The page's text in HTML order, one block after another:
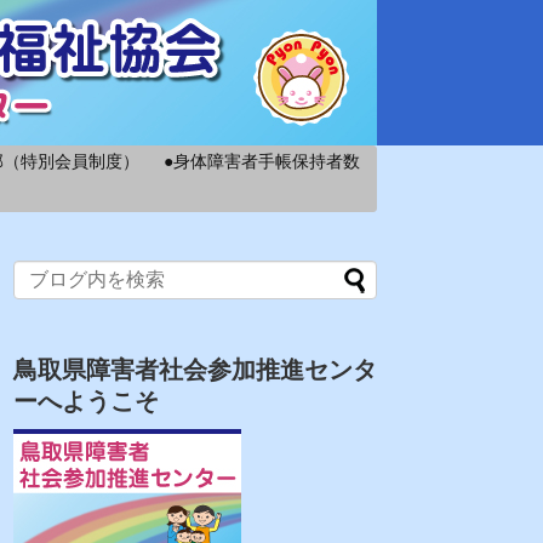
特別会員制度） ●身体障害者手帳保持者数
鳥取県障害者社会参加推進センタ
ーへようこそ